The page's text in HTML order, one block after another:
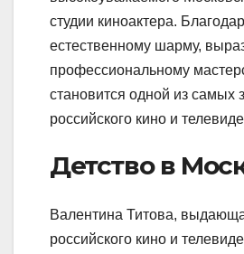
студии киноактера.
естественному шарму,
профессиональному
становится одной из самых
российского кино и
Детство в
Валентина Титова,
российского кино и